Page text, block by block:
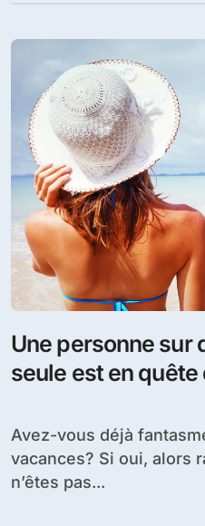
Une personne sur
seule est en quête
Avez-vous déjà fantasmé sur un amour de
vacances? Si oui, alors
n’êtes pas...